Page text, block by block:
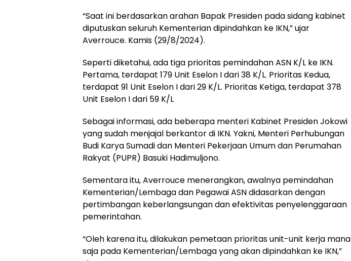
“Saat ini berdasarkan arahan Bapak Presiden pada sidang kabinet
diputuskan seluruh Kementerian dipindahkan ke IKN,” ujar
Averrouce. Kamis (29/8/2024).
Seperti diketahui, ada tiga prioritas pemindahan ASN K/L ke IKN.
Pertama, terdapat 179 Unit Eselon I dari 38 K/L. Prioritas Kedua,
terdapat 91 Unit Eselon I dari 29 K/L. Prioritas Ketiga, terdapat 378
Unit Eselon I dari 59 K/L
Sebagai informasi, ada beberapa menteri Kabinet Presiden Jokowi
yang sudah menjajal berkantor di IKN. Yakni, Menteri Perhubungan
Budi Karya Sumadi dan Menteri Pekerjaan Umum dan Perumahan
Rakyat (PUPR) Basuki Hadimuljono.
Sementara itu, Averrouce menerangkan, awalnya pemindahan
Kementerian/Lembaga dan Pegawai ASN didasarkan dengan
pertimbangan keberlangsungan dan efektivitas penyelenggaraan
pemerintahan.
“Oleh karena itu, dilakukan pemetaan prioritas unit-unit kerja mana
saja pada Kementerian/Lembaga yang akan dipindahkan ke IKN,”